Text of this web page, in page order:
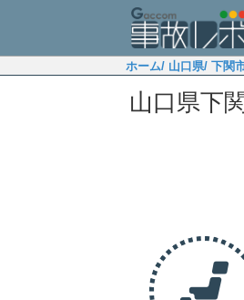
ホーム/ 山口県/ 下関
山口県下